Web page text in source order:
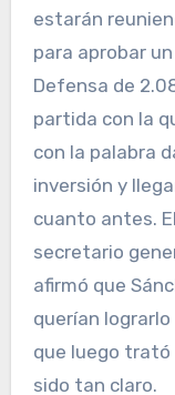
estarán
para aprobar
Defensa de
partida con la
con la palabra
inversión y
cuanto antes.
secretario
afirmó que
querían
que luego trató
sido tan claro.